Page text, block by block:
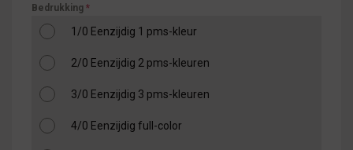
Bedrukking *
1/0 Eenzijdig 1 pms-kleur
2/0 Eenzijdig 2 pms-kleuren
3/0 Eenzijdig 3 pms-kleuren
4/0 Eenzijdig full-color